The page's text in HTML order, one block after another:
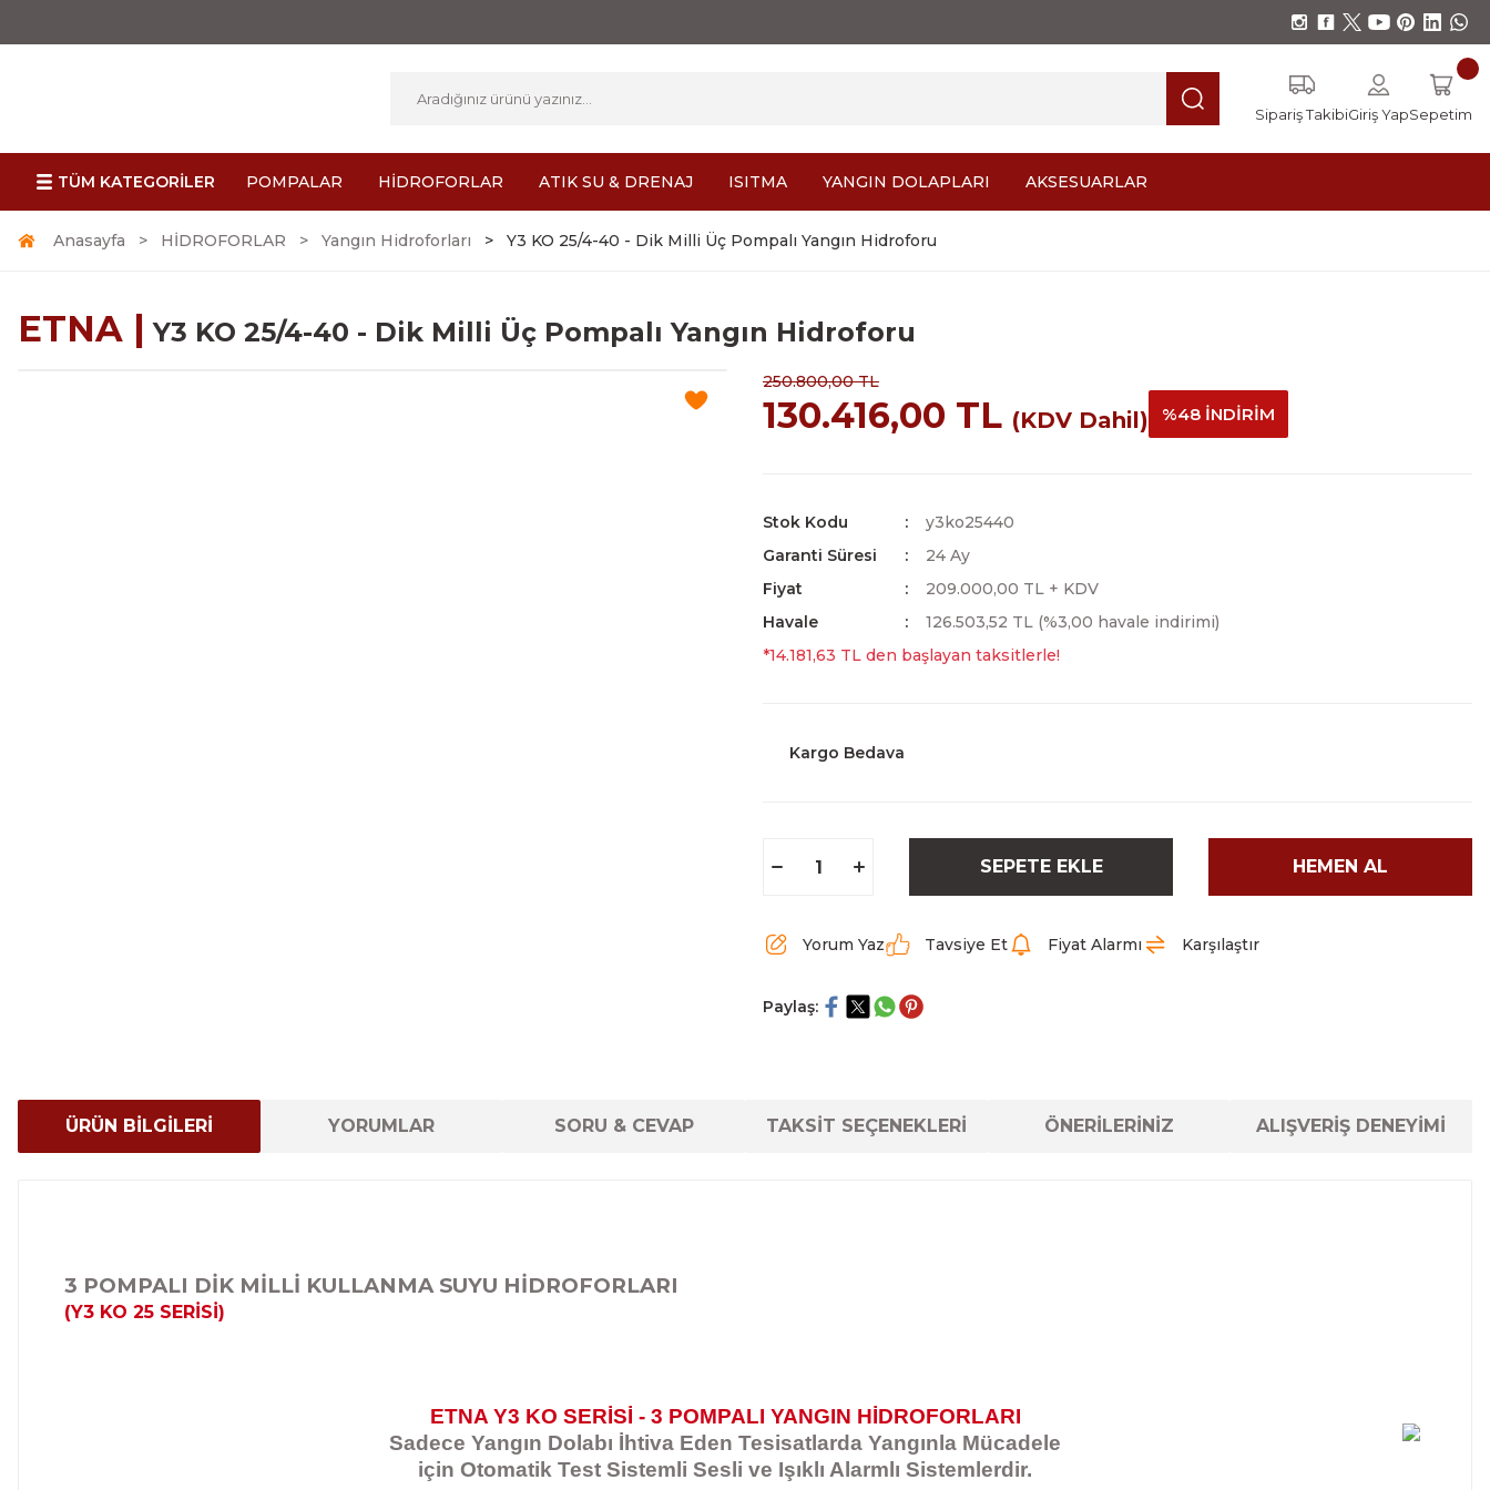
Sipariş TakibiGiriş YapSepetim
TÜM KATEGORİLER POMPALAR HİDROFORLAR ATIK SU & DRENAJ ISITMA YANGIN DOLAPLARI AKSESUARLAR
Anasayfa HİDROFORLAR Yangın Hidroforları Y3 KO 25/4-40 - Dik Milli Üç Pompalı Yangın Hidroforu
ETNA | Y3 KO 25/4-40 - Dik Milli Üç Pompalı Yangın Hidroforu
250.800,00 TL
130.416,00 TL (KDV Dahil) %48 İNDİRİM
Stok Kodu
y3ko25440
Garanti Süresi
24 Ay
Fiyat
209.000,00 TL + KDV
Havale
126.503,52 TL (%3,00 havale indirimi)
*14.181,63 TL den başlayan taksitlerle!
Kargo Bedava
SEPETE EKLE HEMEN AL
Yorum Yaz Tavsiye Et Fiyat Alarmı Karşılaştır
Paylaş:
ÜRÜN BİLGİLERİ YORUMLAR SORU & CEVAP TAKSİT SEÇENEKLERİ ÖNERİLERİNİZ ALIŞVERİŞ DENEYİMİ
3 POMPALI DİK MİLLİ KULLANMA SUYU HİDROFORLARI
(Y3 KO 25 SERİSİ)
ETNA Y3 KO SERİSİ - 3 POMPALI YANGIN HİDROFORLARI
Sadece Yangın Dolabı İhtiva Eden Tesisatlarda Yangınla Mücadele
için Otomatik Test Sistemli Sesli ve Işıklı Alarmlı Sistemlerdir.